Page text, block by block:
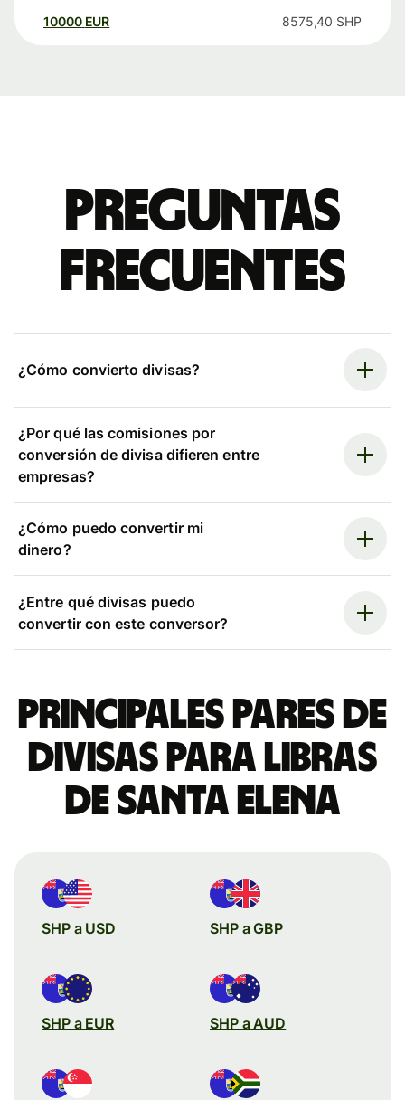
10000 EUR 8575,40 SHP
Preguntas
frecuentes
¿Cómo convierto divisas?
¿Por qué las comisiones por
conversión de divisa difieren entre
empresas?
¿Cómo puedo convertir mi
dinero?
¿Entre qué divisas puedo
convertir con este conversor?
Principales pares de
divisas para libras
de Santa Elena
SHP a USD SHP a GBP
SHP a EUR SHP a AUD